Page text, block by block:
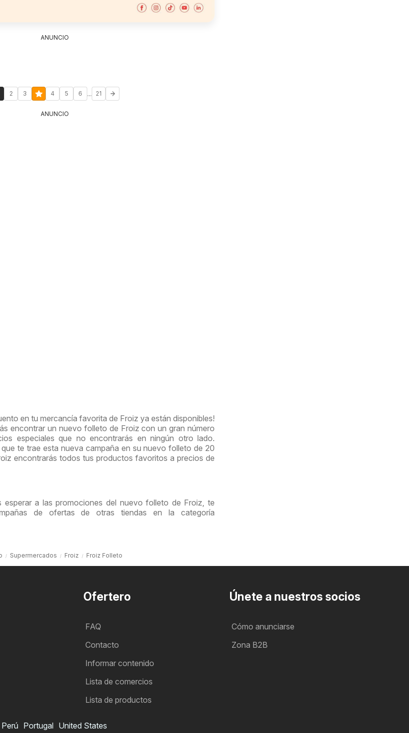
ANUNCIO
2 3 4 5 6 ... 21
ANUNCIO
en tu mercancía favorita de Froiz ya están disponibles!
encontrar un nuevo folleto de Froiz con un gran número
especiales que no encontrarás en ningún otro lado.
te trae esta nueva campaña en su nuevo folleto de 20
encontrarás todos tus productos favoritos a precios de
esperar a las promociones del nuevo folleto de Froiz, te
de ofertas de otras tiendas en la categoría
Supermercados Froiz Froiz Folleto
Ofertero
FAQ
Contacto
Informar contenido
Lista de comercios
Lista de productos
Únete a nuestros socios
Cómo anunciarse
Zona B2B
Perú Portugal United States